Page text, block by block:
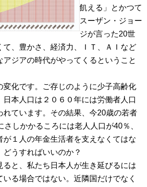
飢える」とかつて
スーザン・ジョー
ジが言った20世
て、豊かさ、経済力、ＩＴ、ＡＩなど
アジアの時代がやってくるということ
化です。ご存じのように少子高齢化
日本人口は２０６０年には労働者人口
れています。その結果、今20歳の若者
さしかかるころには老人人口が40％、
が１人の年金生活者を支えなくてはな
どうすればいいのか？
と、私たち日本人が生き延びるには
る場合ではない。近隣国だけでなく